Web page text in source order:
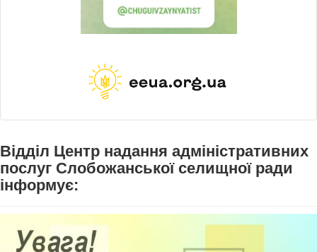
Відділ Центр надання адміністративних
послуг Слобожанської селищної ради
інформує: